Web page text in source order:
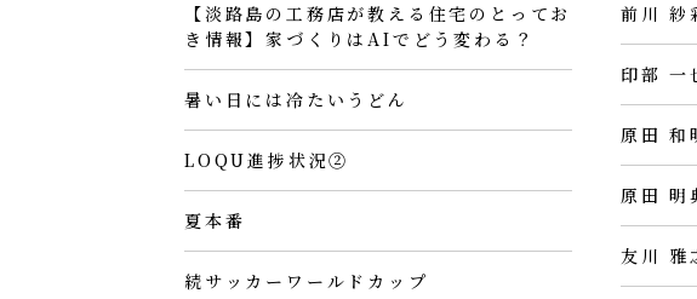
【淡路島の工務店が教える住宅のとってお
き情報】家づくりはAIでどう変わる？
暑い日には冷たいうどん
LOQU進捗状況②
夏本番
続サッカーワールドカップ
前川 紗
印部
原田
原田 明
友川